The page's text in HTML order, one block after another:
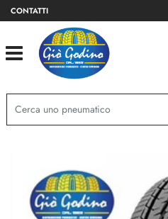
CONTATTI
Open